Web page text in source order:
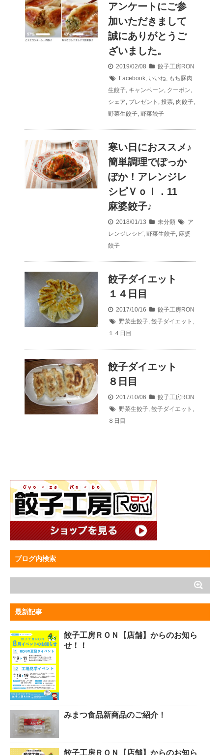
アンケートにご参
加いただきまして
誠にありがとうご
ざいました。
2019/02/08
餃子工房RON
Facebook いいね
もち豚肉
生餃子 キャンペーン クーポン
シェア プレゼント 投票 肉餃子
野菜生餃子 野菜餃子
寒い日におススメ♪
簡単調理でぽっか
ぽか！アレンジレ
シピＶｏｌ．11
麻婆餃子♪
2018/01/13 未分類
ア
レンジレシピ 野菜生餃子 麻婆
餃子
餃子ダイエット
１４日目
2017/10/16
餃子工房RON
野菜生餃子 餃子ダイエット
１４日目
餃子ダイエット
８日目
2017/10/06
餃子工房RON
野菜生餃子 餃子ダイエット
８日目
ブログ内検索
最新記事
餃子工房ＲＯＮ【店舗】からのお知ら
せ！！
みまつ食品新商品のご紹介！
餃子工房ＲＯＮ【店舗】からのお知ら